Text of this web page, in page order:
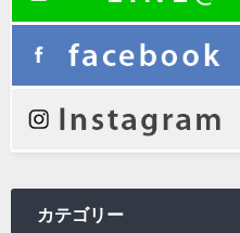
カテゴリー